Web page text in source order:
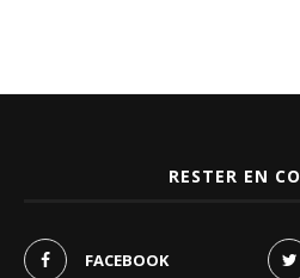
RESTER EN
FACEBOOK